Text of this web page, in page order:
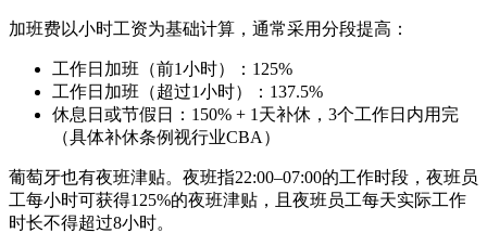
加班费以小时工资为基础计算，通常采用分段提高：
工作日加班（前1小时）：125%
工作日加班（超过1小时）：137.5%
休息日或节假日：150% + 1天补休，3个工作日内用完
（具体补休条例视行业CBA）
葡萄牙也有夜班津贴。夜班指22:00–07:00的工作时段，夜班员
工每小时可获得125%的夜班津贴，且夜班员工每天实际工作
时长不得超过8小时。